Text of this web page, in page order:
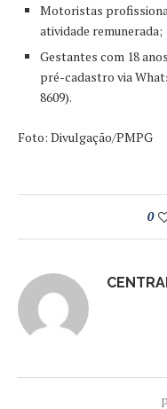
Motoristas
atividade remunerada;
Gestantes com 18
pré-cadastro via
8609).
Foto: Divulgação/PMPG
0